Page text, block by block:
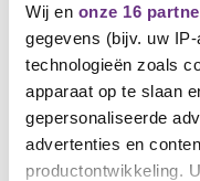
Wij en onze 16
gegevens (bijv. uw
technologieën zoals
apparaat op te slaan
gepersonaliseerde
advertenties en
productontwikkeling.
10 december 2025
Cao-overleg
Nederlanden: